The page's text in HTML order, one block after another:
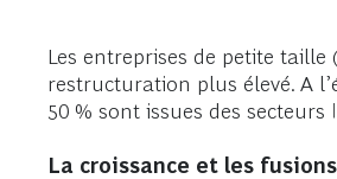
Les entreprises de petite
restructuration plus élevé. A
50 % sont issues des
La croissance et les